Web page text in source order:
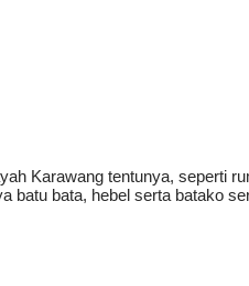
Karawang tentunya, seperti
bata, hebel serta batako